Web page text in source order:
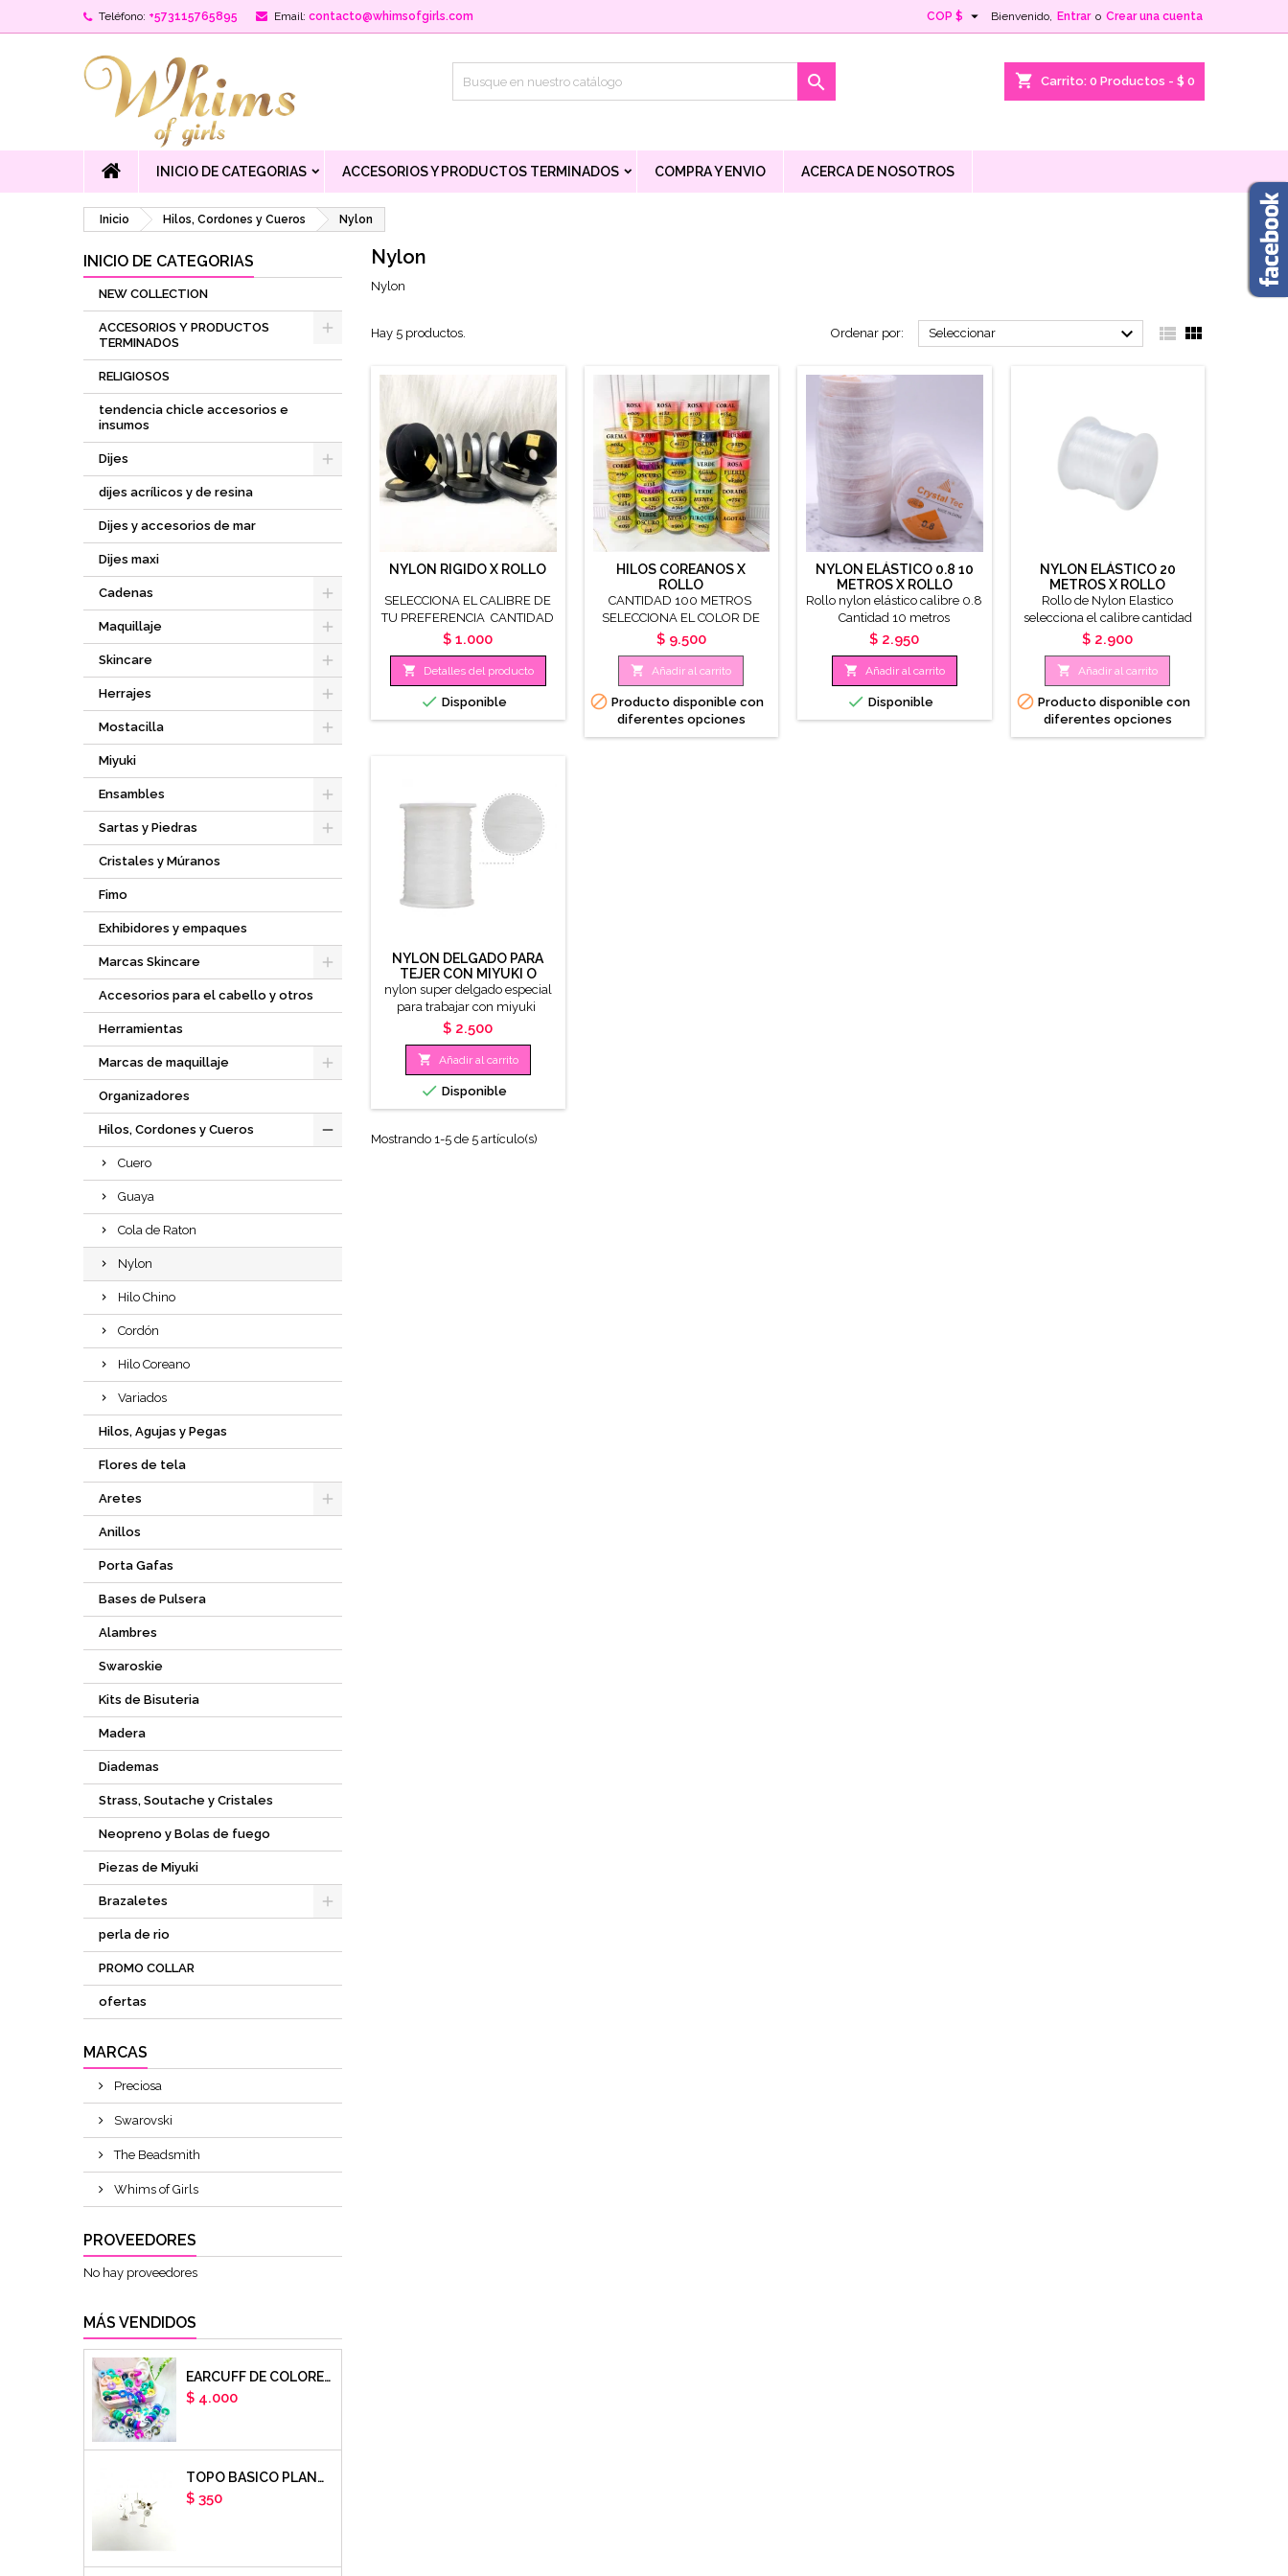
Teléfono: +573115765895 Email: contacto@whimsofgirls.com Bienvenido, Entrar o Crear una cuenta
COP $ 
shopping_cart Carrito: 0 Productos - $ 0

INICIO DE CATEGORIAS ACCESORIOS Y PRODUCTOS TERMINADOS COMPRA Y ENVIO ACERCA DE NOSOTROS
Inicio Hilos, Cordones y Cueros Nylon
INICIO DE CATEGORIAS
NEW COLLECTION
ACCESORIOS Y PRODUCTOS
TERMINADOS
RELIGIOSOS
tendencia chicle accesorios e
insumos
Dijes
dijes acrílicos y de resina
Dijes y accesorios de mar
Dijes maxi
Cadenas
Maquillaje
Skincare
Herrajes
Mostacilla
Miyuki
Ensambles
Sartas y Piedras
Cristales y Múranos
Fimo
Exhibidores y empaques
Marcas Skincare
Accesorios para el cabello y otros
Herramientas
Marcas de maquillaje
Organizadores
Hilos, Cordones y Cueros
Cuero
Guaya
Cola de Raton
Nylon
Hilo Chino
Cordón
Hilo Coreano
Variados
Hilos, Agujas y Pegas
Flores de tela
Aretes
Anillos
Porta Gafas
Bases de Pulsera
Alambres
Swaroskie
Kits de Bisuteria
Madera
Diademas
Strass, Soutache y Cristales
Neopreno y Bolas de fuego
Piezas de Miyuki
Brazaletes
perla de rio
PROMO COLLAR
ofertas
MARCAS
Preciosa
Swarovski
The Beadsmith
Whims of Girls
PROVEEDORES
No hay proveedores
MÁS VENDIDOS
EARCUFF DE COLORES EN ARCILLA POLIMERICA X UNIDAD
Precio
$ 4.000
TOPO BASICO PLANO 6MM ACERO PLATEADO X PAR
Precio
$ 350
Nylon
Nylon
Hay 5 productos. Ordenar por: Seleccionar   
NYLON RIGIDO X ROLLO
SELECCIONA EL CALIBRE DE
TU PREFERENCIA CANTIDAD
40 MTROS
Precio
$ 1.000
 Detalles del producto
 Disponible
HILOS COREANOS X
ROLLO
CANTIDAD 100 METROS
SELECCIONA EL COLOR DE
TU PREFERENCIA CALIBRE
0.8MM
Precio
$ 9.500
 Añadir al carrito
 Producto disponible con
diferentes opciones
NYLON ELÁSTICO 0.8 10
METROS X ROLLO
Rollo nylon elástico calibre 0.8
Cantidad 10 metros
Precio
$ 2.950
 Añadir al carrito
 Disponible
NYLON ELÁSTICO 20
METROS X ROLLO
Rollo de Nylon Elastico
selecciona el calibre cantidad
20 metros
Precio
$ 2.900
 Añadir al carrito
 Producto disponible con
diferentes opciones
NYLON DELGADO PARA
TEJER CON MIYUKI O
MOSTACILLA X ROLLO
nylon super delgado especial
para trabajar con miyuki
Precio
$ 2.500
 Añadir al carrito
 Disponible
Mostrando 1-5 de 5 artículo(s)